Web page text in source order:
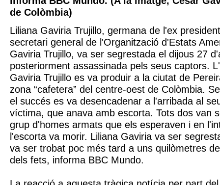
de Colòmbia)
Liliana Gaviria Trujillo, germana de l'ex
secretari general de l'Organització d'Estats
Gaviria Trujillo, va ser segrestada el dijous 27
posteriorment assassinada pels seus captors.
Gaviria Trujillo es va produir a la ciutat de
zona “cafetera” del centre-oest de Colòmbia.
el succés es va desencadenar a l'arribada al
víctima, que anava amb escorta. Tots dos van
grup d'homes armats que els esperaven i en
l'escorta va morir. Liliana Gaviria va ser
va ser trobat poc més tard a uns quilòmetres
dels fets, informa BBC Mundo.